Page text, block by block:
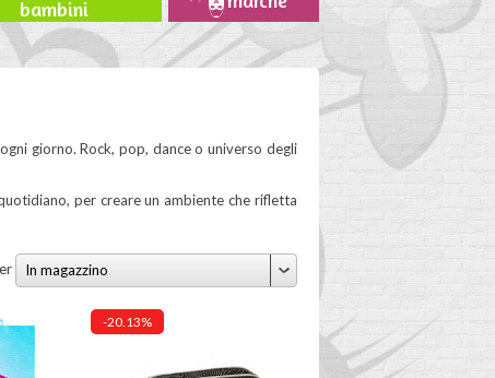
bambini
giorno. Rock, pop, dance o universo degli
per creare un ambiente che rifletta
In magazzino
-20.13%